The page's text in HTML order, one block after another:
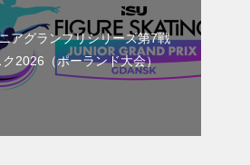
アグランプリシリーズ第7戦
2026（ポーランド大会）